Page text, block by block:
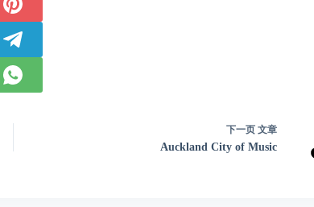
下一页文章
Auckland City of Music